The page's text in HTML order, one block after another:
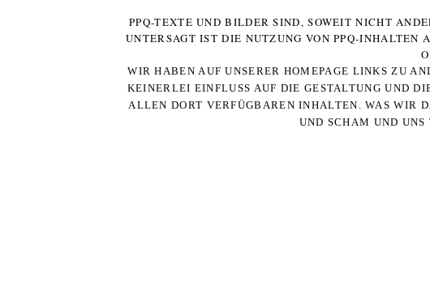
PPQ-TEXTE UND BILDER SIND, SOWEIT NICHT
UNTERSAGT IST DIE NUTZUNG VON PPQ-INHALTEN
WIR HABEN AUF UNSERER HOMEPAGE LINKS ZU
KEINERLEI EINFLUSS AUF DIE GESTALTUNG UND
ALLEN DORT VERFÜGBAREN INHALTEN. WAS WIR
UND SCHAM UND